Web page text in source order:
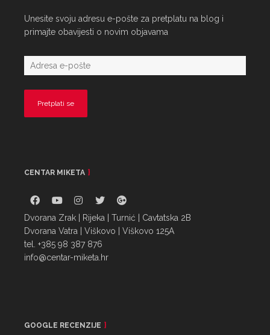
Unesite svoju adresu e-pošte za pretplatu na blog i
primajte obavijesti o novim objavama
CENTAR MIKETA
Dvorana Zrak | Rijeka | Turnić | Cavtatska 2B
Dvorana Vatra | Viškovo | Viškovo 125A
tel. +385 98 387 876
info@centar-miketa.hr
GOOGLE RECENZIJE